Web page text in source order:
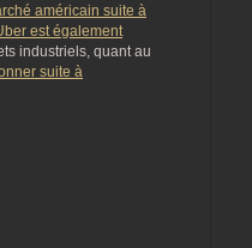
américain suite à
est également
industriels, quant au
suite à